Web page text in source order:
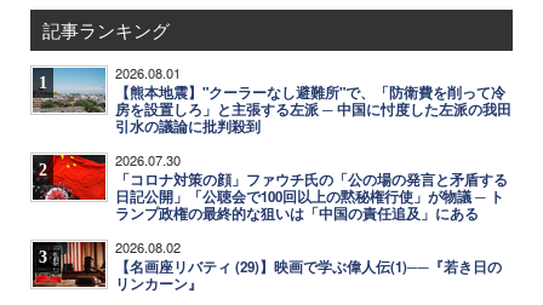
記事ランキング
1 2026.08.01
【熊本地震】"クーラーなし避難所"で、「防衛費を削って冷
房を設置しろ」と主張する左派 ─ 中国に忖度した左派の我田
引水の議論に批判殺到
2 2026.07.30
「コロナ対策の顔」ファウチ氏の「公の場の発言と矛盾する
日記公開」「公聴会で100回以上の黙秘権行使」が物議 ─ ト
ランプ政権の最終的な狙いは「中国の責任追及」にある
3 2026.08.02
【名画座リバティ (29)】映画で学ぶ偉人伝(1)──『若き日の
リンカーン』